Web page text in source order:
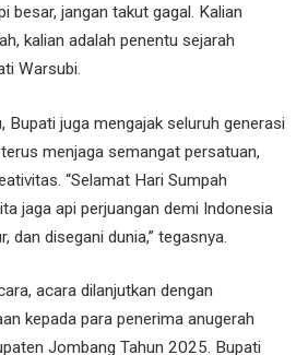
besar, jangan takut gagal. Kalian
kalian adalah penentu sejarah
Warsubi.
Bupati juga mengajak seluruh generasi
menjaga semangat persatuan,
“Selamat Hari Sumpah
jaga api perjuangan demi Indonesia
dan disegani dunia,” tegasnya.
acara dilanjutkan dengan
kepada para penerima anugerah
Jombang Tahun 2025. Bupati